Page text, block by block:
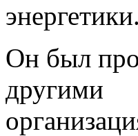
энергетики.
Он был
другими